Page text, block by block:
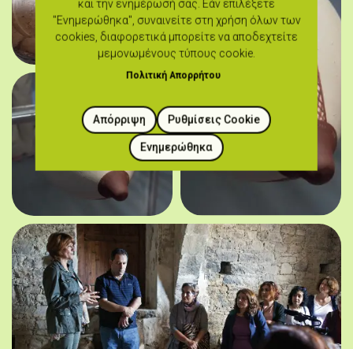
και την ενημέρωσή σας. Εάν επιλέξετε
"Ενημερώθηκα", συναινείτε στη χρήση όλων των
cookies, διαφορετικά μπορείτε να αποδεχτείτε
μεμονωμένους τύπους cookie.
Πολιτική Απορρήτου
Ρυθμίσεις Cookie
Απόρριψη
Ενημερώθηκα